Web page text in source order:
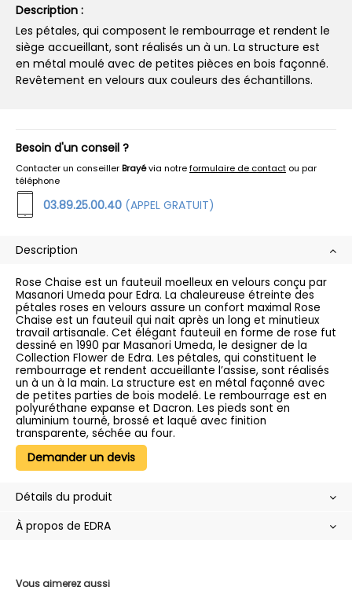
Description :
Les pétales, qui composent le rembourrage et rendent le
siège accueillant, sont réalisés un à un. La structure est
en métal moulé avec de petites pièces en bois façonné.
Revêtement en velours aux couleurs des échantillons.
Besoin d'un conseil ?
Contacter un conseillerBrayévia notreformulaire de contact ou par
téléphone
03.89.25.00.40 (APPEL GRATUIT)
Vous aimerez aussi
Description
Rose Chaise est un fauteuil moelleux en velours conçu par
Masanori Umeda pour Edra. La chaleureuse étreinte des
pétales roses en velours assure un confort maximal Rose
Chaise est un fauteuil qui nait après un long et minutieux
travail artisanale. Cet élégant fauteuil en forme de rose fut
dessiné en 1990 par Masanori Umeda, le designer de la
Collection Flower de Edra. Les pétales, qui constituent le
rembourrage et rendent accueillante l’assise, sont réalisés
un à un à la main. La structure est en métal façonné avec
de petites parties de bois modelé. Le rembourrage est en
polyuréthane expanse et Dacron. Les pieds sont en
aluminium tourné, brossé et laqué avec finition
transparente, séchée au four.
Demander un devis
Détails du produit
À propos de EDRA